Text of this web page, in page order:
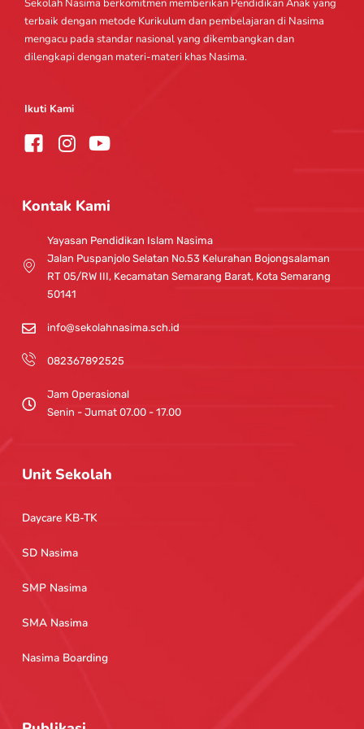
terbaik dengan metode Kurikulum dan pembelajaran di Nasima
mengacu pada standar nasional yang dikembangkan dan
dilengkapi dengan materi-materi khas Nasima.
Ikuti Kami
I
t
a
g
r
a
m
Y
t
u
b
e
Kontak Kami
Yayasan Pendidikan Islam Nasima
Jalan Puspanjolo Selatan No.53 Kelurahan Bojongsalaman
RT 05/RW III, Kecamatan Semarang Barat, Kota Semarang
50141
info@sekolahnasima.sch.id
082367892525
Jam Operasional
Senin - Jumat 07.00 - 17.00
Unit Sekolah
Daycare KB-TK
SD Nasima
SMP Nasima
SMA Nasima
Nasima Boarding